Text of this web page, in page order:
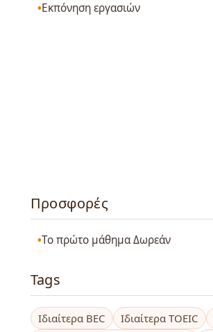
Εκπόνηση εργασιών
Προσφορές
Το πρώτο μάθημα Δωρεάν
Tags
Ιδιαίτερα BEC Ιδιαίτερα TOEIC